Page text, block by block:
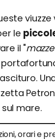
viuzze
le
il "
mare.
orari e